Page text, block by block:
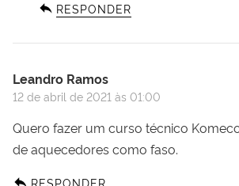
RESPONDER
Leandro Ramos
12 de abril de 2021 às 01:00
Quero fazer um curso técnico
de aquecedores como faso.
RESPONDER